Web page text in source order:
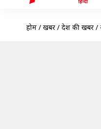
होम / खबरें / देश की खबरें /